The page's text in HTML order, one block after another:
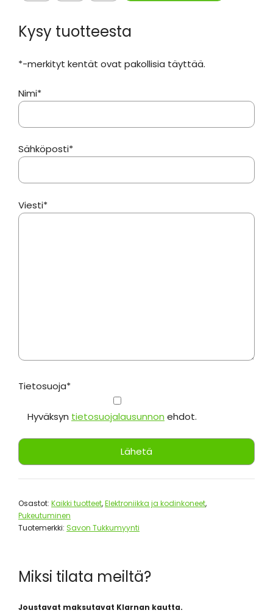
ja
määrä
Kysy tuotteesta
*-merkityt kentät ovat pakollisia täyttää.
Nimi*
Sähköposti*
Viesti*
Tietosuoja*
Hyväksyn tietosuojalausunnon ehdot.
Osastot: Kaikki tuotteet,Elektroniikka ja kodinkoneet,
Pukeutuminen
Tuotemerkki: Savon Tukkumyynti
Miksi tilata meiltä?
Joustavat maksutavat Klarnan kautta.